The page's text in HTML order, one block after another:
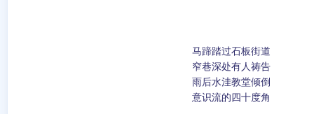
马蹄踏过石板街道
窄巷深处有人祷告
雨后水洼教堂倾倒
意识流的四十度角